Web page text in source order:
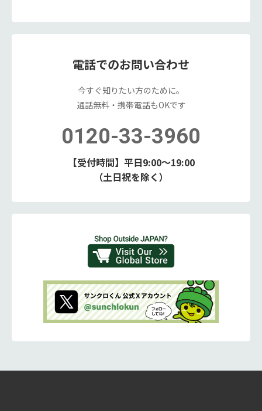
電話でのお問い合わせ
今すぐ知りたい方のために。
通話無料・携帯電話もOKです
0120-33-3960
【受付時間】平日9:00～19:00
（土日祝を除く）